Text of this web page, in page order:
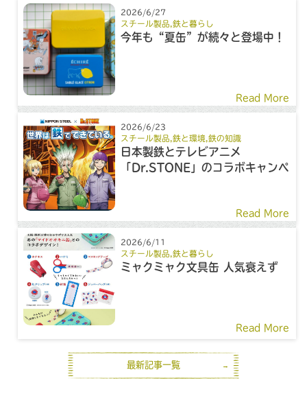
2026/6/27
スチール製品 ,鉄と暮らし
今年も“夏缶”が続々と登場中！
Read More
2026/6/23
スチール製品,鉄と環境,鉄の知識
日本製鉄とテレビアニメ
「Dr.STONE」のコラボキャンペ
Read More
2026/6/11
スチール製品 ,鉄と暮らし
ミャクミャク文具缶 人気衰えず
Read More
最新記事一覧